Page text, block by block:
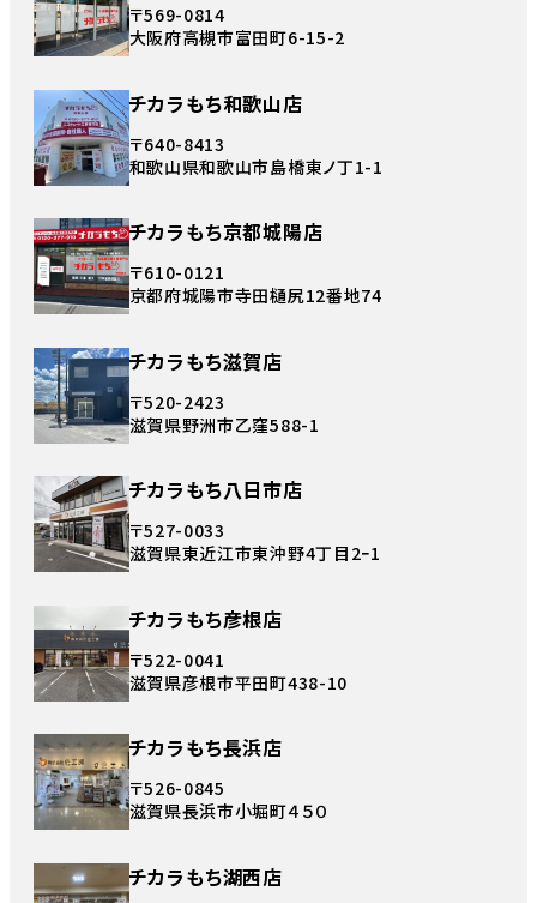
〒569-0814
大阪府高槻市富田町6-15-2
チカラもち和歌山店
〒640-8413
和歌山県和歌山市島橋東ノ丁1-1
チカラもち京都城陽店
〒610-0121
京都府城陽市寺田樋尻12番地74
チカラもち滋賀店
〒520-2423
滋賀県野洲市乙窪588-1
チカラもち八日市店
〒527-0033
滋賀県東近江市東沖野4丁目2ｰ1
チカラもち彦根店
〒522-0041
滋賀県彦根市平田町438-10
チカラもち長浜店
〒526-0845
滋賀県長浜市小堀町４５０
チカラもち湖西店